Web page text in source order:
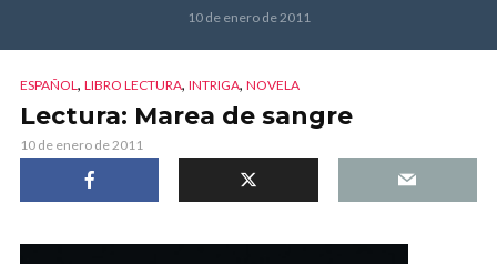
10 de enero de 2011
ESPAÑOL, LIBRO LECTURA, INTRIGA, NOVELA
Lectura: Marea de sangre
10 de enero de 2011